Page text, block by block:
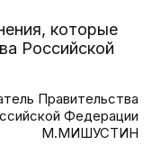
которые
Российской
Правительства
Федерации
М.МИШУСТИН